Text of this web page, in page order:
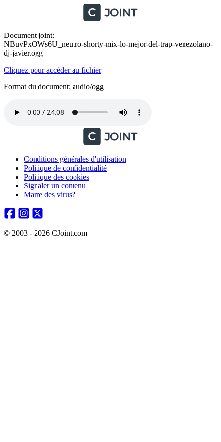
Document joint:
NBuvPxOWs6U_neutro-shorty-mix-lo-mejor-del-trap-venezolano-
dj-javier.ogg
Cliquez pour accéder au fichier
Format du document: audio/ogg
Conditions générales d'utilisation
Politique de confidentialité
Politique des cookies
Signaler un contenu
Marre des virus?
© 2003 - 2026 CJoint.com